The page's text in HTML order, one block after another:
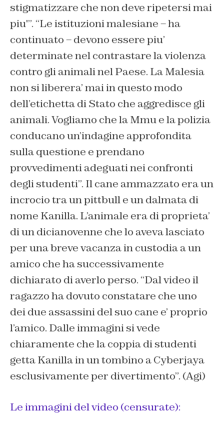
stigmatizzare che non deve ripetersi mai
piu'”. “Le istituzioni malesiane – ha
continuato – devono essere piu’
determinate nel contrastare la violenza
contro gli animali nel Paese. La Malesia
non si liberera’ mai in questo modo
dell’etichetta di Stato che aggredisce gli
animali. Vogliamo che la Mmu e la polizia
conducano un’indagine approfondita
sulla questione e prendano
provvedimenti adeguati nei confronti
degli studenti”. Il cane ammazzato era un
incrocio tra un pittbull e un dalmata di
nome Kanilla. L’animale era di proprieta’
di un dicianovenne che lo aveva lasciato
per una breve vacanza in custodia a un
amico che ha successivamente
dichiarato di averlo perso. “Dal video il
ragazzo ha dovuto constatare che uno
dei due assassini del suo cane e’ proprio
l’amico. Dalle immagini si vede
chiaramente che la coppia di studenti
getta Kanilla in un tombino a Cyberjaya
esclusivamente per divertimento”. (Agi)
Le immagini del video (censurate):